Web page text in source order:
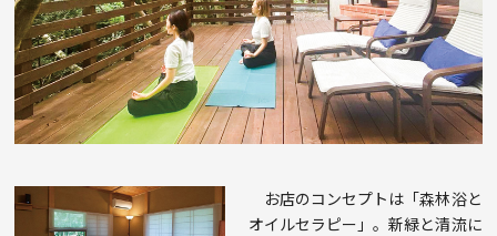
お店のコンセプトは「森林浴と
オイルセラピー」。新緑と清流に